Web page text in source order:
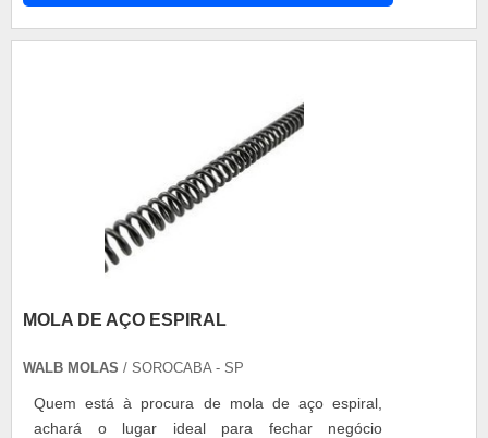
COMPROVADASomente na Isomol tem tudo que
ancinho enleirador com ótima qualidade e
excelente custo-benefício.Se diferenciando dentro
de seu segmento, a empresa consegue também
proporcionar um atendimento cuidadoso e que
busca a satisfação do cliente. A Isomol é uma
empresa que tem sido preferência no segmento
pela idoneidade em tudo que faz, o que garante o
MOLA DE AÇO ESPIRAL
WALB MOLAS / SOROCABA - SP
Quem está à procura de mola de aço espiral,
achará o lugar ideal para fechar negócio